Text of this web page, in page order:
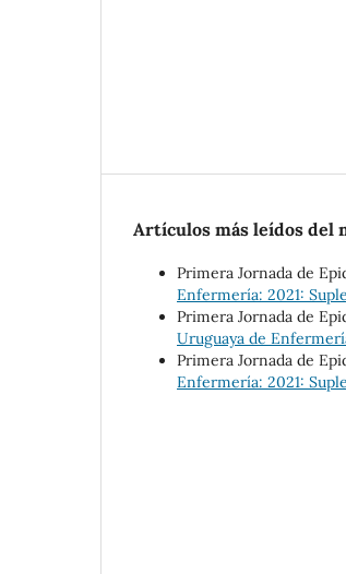
Artículos más leídos del
Primera Jornada de
Enfermería: 2021:
Primera Jornada de
Uruguaya de
Primera Jornada de
Enfermería: 2021: